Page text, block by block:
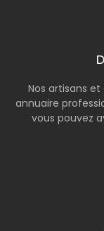
Nos artisans
annuaire
vous pouvez